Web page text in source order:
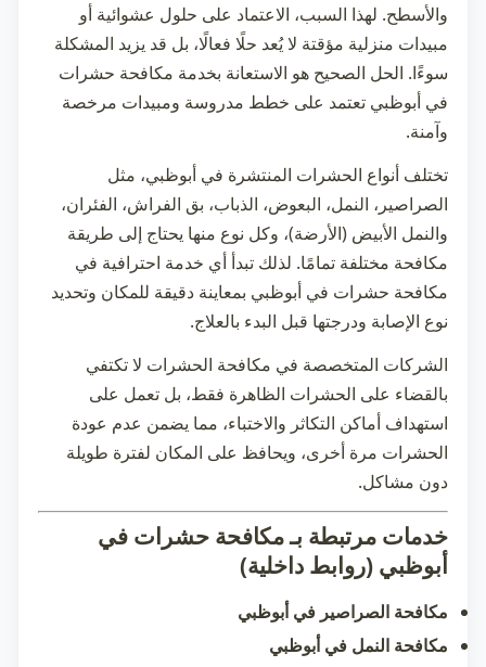
والأسطح. لهذا السبب، الاعتماد على حلول عشوائية أو
مبيدات منزلية مؤقتة لا يُعد حلًا فعالًا، بل قد يزيد المشكلة
سوءًا. الحل الصحيح هو الاستعانة بخدمة مكافحة حشرات
في أبوظبي تعتمد على خطط مدروسة ومبيدات مرخصة
وآمنة.
تختلف أنواع الحشرات المنتشرة في أبوظبي، مثل
الصراصير، النمل، البعوض، الذباب، بق الفراش، الفئران،
والنمل الأبيض (الأرضة)، وكل نوع منها يحتاج إلى طريقة
مكافحة مختلفة تمامًا. لذلك تبدأ أي خدمة احترافية في
مكافحة حشرات في أبوظبي بمعاينة دقيقة للمكان وتحديد
نوع الإصابة ودرجتها قبل البدء بالعلاج.
الشركات المتخصصة في مكافحة الحشرات لا تكتفي
بالقضاء على الحشرات الظاهرة فقط، بل تعمل على
استهداف أماكن التكاثر والاختباء، مما يضمن عدم عودة
الحشرات مرة أخرى، ويحافظ على المكان لفترة طويلة
دون مشاكل.
خدمات مرتبطة بـ مكافحة حشرات في
أبوظبي (روابط داخلية)
مكافحة الصراصير في أبوظبي
مكافحة النمل في أبوظبي